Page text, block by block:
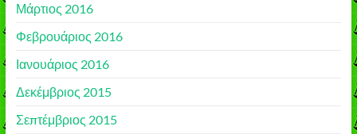
Μάρτιος 2016
Φεβρουάριος 2016
Ιανουάριος 2016
Δεκέμβριος 2015
Σεπτέμβριος 2015